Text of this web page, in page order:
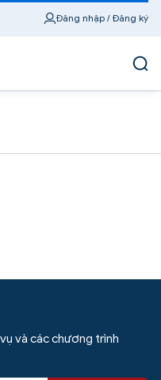
Đăng nhập / Đăng ký
và các chương trình